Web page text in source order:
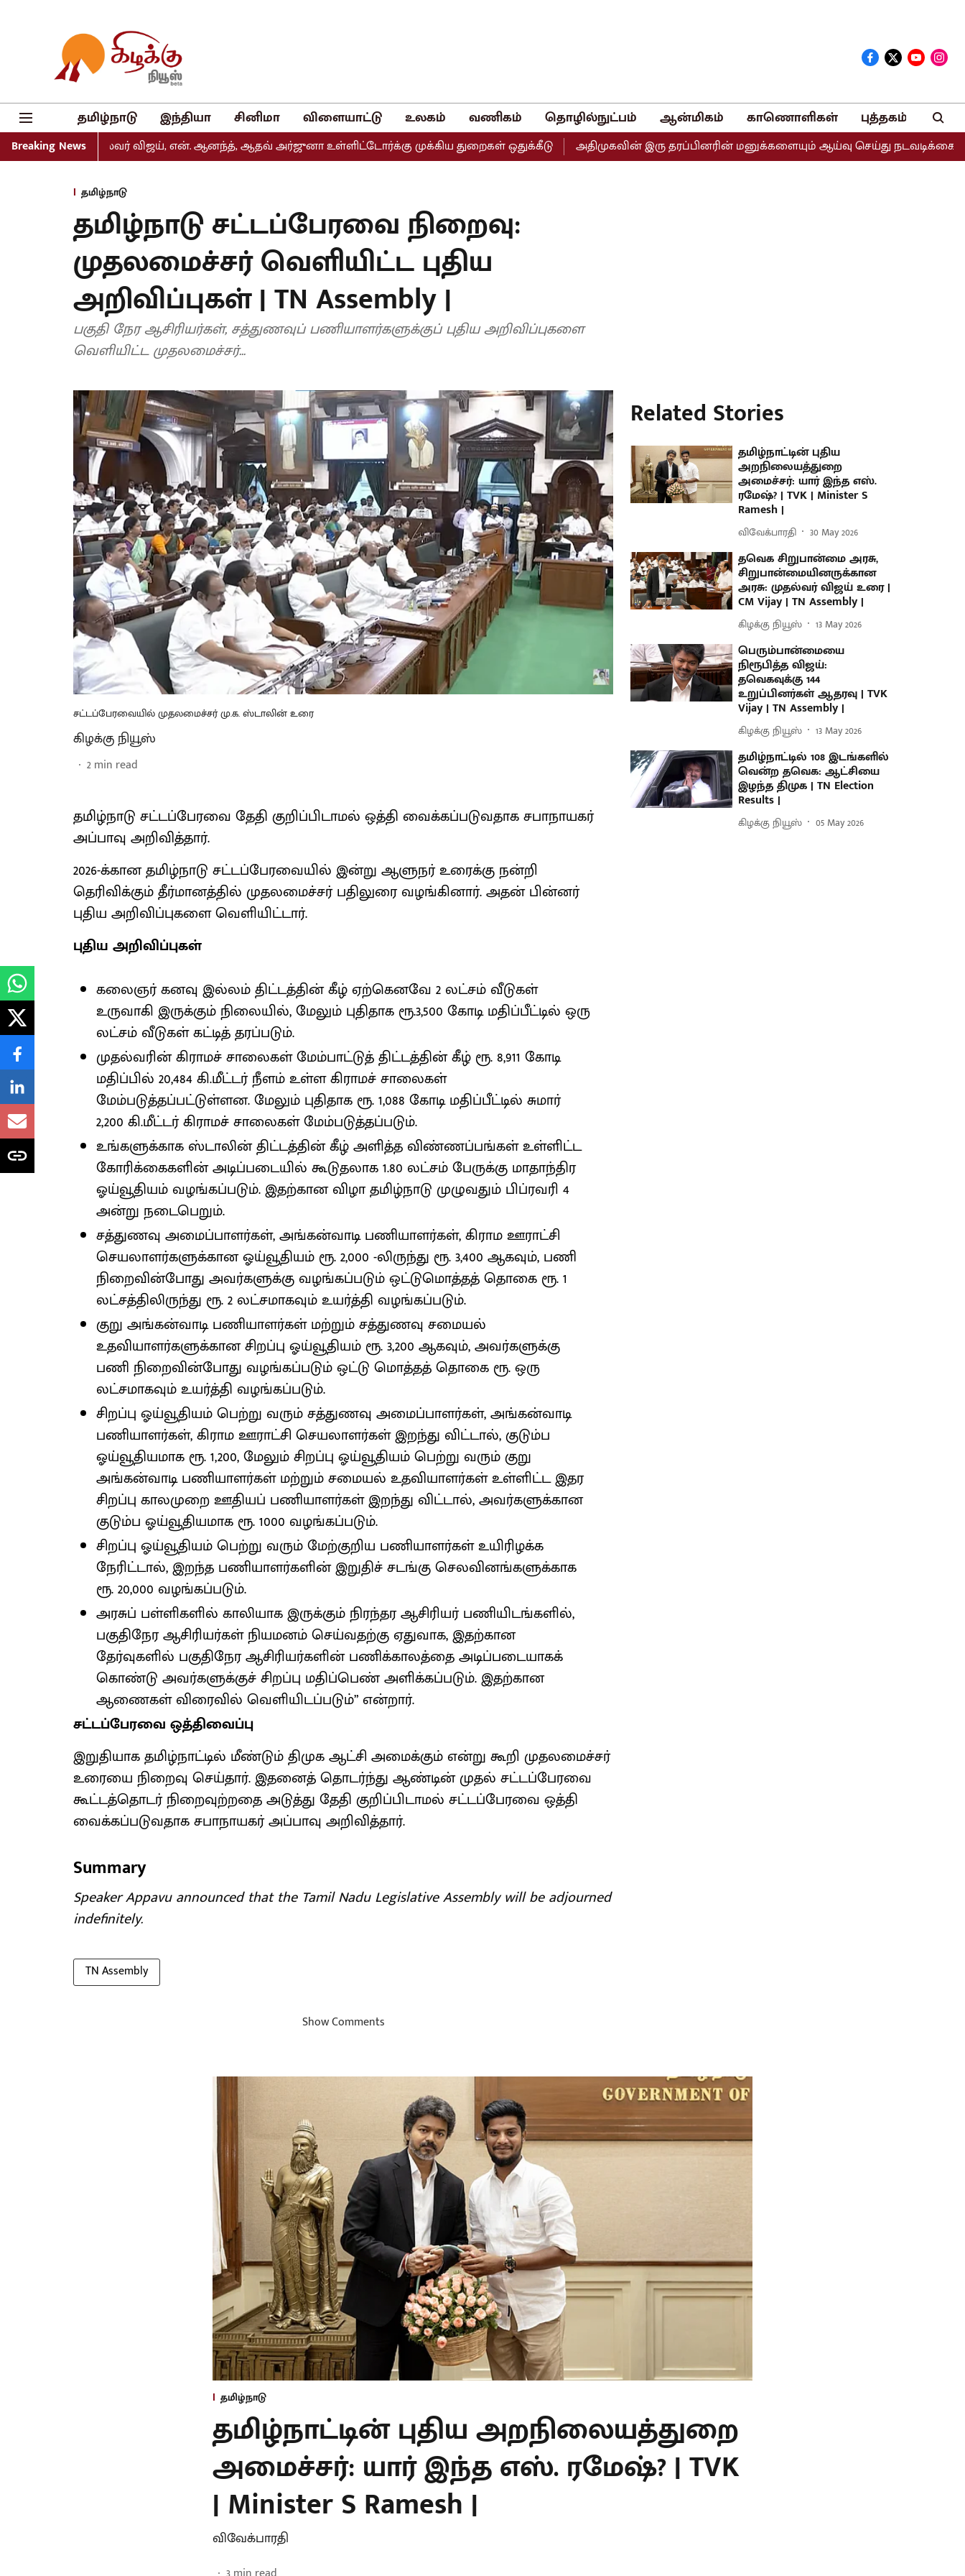
தமிழ்நாடு இந்தியா சினிமா விளையாட்டு உலகம் வணிகம் தொழில்நுட்பம் ஆன்மிகம் காணொளிகள் புத்தகம்
Breaking News
முதல்வர் விஜய், என். ஆனந்த், ஆதவ் அர்ஜுனா உள்ளிட்டோர்க்கு முக்கிய துறைகள் ஒதுக்கீடு அதிமுகவின் இரு தரப்பினரின் மனுக்களையும் ஆய்வு செய்து நடவடிக்கை எடுக்கப்படும்:
தமிழ்நாடு
தமிழ்நாடு சட்டப்பேரவை நிறைவு:
முதலமைச்சர் வெளியிட்ட புதிய
அறிவிப்புகள் | TN Assembly |
பகுதி நேர ஆசிரியர்கள், சத்துணவுப் பணியாளர்களுக்குப் புதிய அறிவிப்புகளை
வெளியிட்ட முதலமைச்சர்...
சட்டப்பேரவையில் முதலமைச்சர் மு.க. ஸ்டாலின் உரை
கிழக்கு நியூஸ்
2min read
தமிழ்நாடு சட்டப்பேரவை தேதி குறிப்பிடாமல் ஒத்தி வைக்கப்படுவதாக சபாநாயகர்
அப்பாவு அறிவித்தார்.
2026-க்கான தமிழ்நாடு சட்டப்பேரவையில் இன்று ஆளுநர் உரைக்கு நன்றி
தெரிவிக்கும் தீர்மானத்தில் முதலமைச்சர் பதிலுரை வழங்கினார். அதன் பின்னர்
புதிய அறிவிப்புகளை வெளியிட்டார்.
புதிய அறிவிப்புகள்
கலைஞர் கனவு இல்லம் திட்டத்தின் கீழ் ஏற்கெனவே 2 லட்சம் வீடுகள்
உருவாகி இருக்கும் நிலையில், மேலும் புதிதாக ரூ.3,500 கோடி மதிப்பீட்டில் ஒரு
லட்சம் வீடுகள் கட்டித் தரப்படும்.
முதல்வரின் கிராமச் சாலைகள் மேம்பாட்டுத் திட்டத்தின் கீழ் ரூ. 8,911 கோடி
மதிப்பில் 20,484 கி.மீட்டர் நீளம் உள்ள கிராமச் சாலைகள்
மேம்படுத்தப்பட்டுள்ளன. மேலும் புதிதாக ரூ. 1,088 கோடி மதிப்பீட்டில் சுமார்
2,200 கி.மீட்டர் கிராமச் சாலைகள் மேம்படுத்தப்படும்.
உங்களுக்காக ஸ்டாலின் திட்டத்தின் கீழ் அளித்த விண்ணப்பங்கள் உள்ளிட்ட
கோரிக்கைகளின் அடிப்படையில் கூடுதலாக 1.80 லட்சம் பேருக்கு மாதாந்திர
ஓய்வூதியம் வழங்கப்படும். இதற்கான விழா தமிழ்நாடு முழுவதும் பிப்ரவரி 4
அன்று நடைபெறும்.
சத்துணவு அமைப்பாளர்கள், அங்கன்வாடி பணியாளர்கள், கிராம ஊராட்சி
செயலாளர்களுக்கான ஓய்வூதியம் ரூ. 2,000 -லிருந்து ரூ. 3,400 ஆகவும், பணி
நிறைவின்போது அவர்களுக்கு வழங்கப்படும் ஒட்டுமொத்தத் தொகை ரூ. 1
லட்சத்திலிருந்து ரூ. 2 லட்சமாகவும் உயர்த்தி வழங்கப்படும்.
குறு அங்கன்வாடி பணியாளர்கள் மற்றும் சத்துணவு சமையல்
உதவியாளர்களுக்கான சிறப்பு ஓய்வூதியம் ரூ. 3,200 ஆகவும், அவர்களுக்கு
பணி நிறைவின்போது வழங்கப்படும் ஒட்டு மொத்தத் தொகை ரூ. ஒரு
லட்சமாகவும் உயர்த்தி வழங்கப்படும்.
சிறப்பு ஓய்வூதியம் பெற்று வரும் சத்துணவு அமைப்பாளர்கள், அங்கன்வாடி
பணியாளர்கள், கிராம ஊராட்சி செயலாளர்கள் இறந்து விட்டால், குடும்ப
ஓய்வூதியமாக ரூ. 1,200, மேலும் சிறப்பு ஓய்வூதியம் பெற்று வரும் குறு
அங்கன்வாடி பணியாளர்கள் மற்றும் சமையல் உதவியாளர்கள் உள்ளிட்ட இதர
சிறப்பு காலமுறை ஊதியப் பணியாளர்கள் இறந்து விட்டால், அவர்களுக்கான
குடும்ப ஓய்வூதியமாக ரூ. 1000 வழங்கப்படும்.
சிறப்பு ஓய்வூதியம் பெற்று வரும் மேற்குறிய பணியாளர்கள் உயிரிழக்க
நேரிட்டால், இறந்த பணியாளர்களின் இறுதிச் சடங்கு செலவினங்களுக்காக
ரூ. 20,000 வழங்கப்படும்.
அரசுப் பள்ளிகளில் காலியாக இருக்கும் நிரந்தர ஆசிரியர் பணியிடங்களில்,
பகுதிநேர ஆசிரியர்கள் நியமனம் செய்வதற்கு ஏதுவாக, இதற்கான
தேர்வுகளில் பகுதிநேர ஆசிரியர்களின் பணிக்காலத்தை அடிப்படையாகக்
கொண்டு அவர்களுக்குச் சிறப்பு மதிப்பெண் அளிக்கப்படும். இதற்கான
ஆணைகள் விரைவில் வெளியிடப்படும்” என்றார்.
சட்டப்பேரவை ஒத்திவைப்பு
இறுதியாக தமிழ்நாட்டில் மீண்டும் திமுக ஆட்சி அமைக்கும் என்று கூறி முதலமைச்சர்
உரையை நிறைவு செய்தார். இதனைத் தொடர்ந்து ஆண்டின் முதல் சட்டப்பேரவை
கூட்டத்தொடர் நிறைவுற்றதை அடுத்து தேதி குறிப்பிடாமல் சட்டப்பேரவை ஒத்தி
வைக்கப்படுவதாக சபாநாயகர் அப்பாவு அறிவித்தார்.
Summary
Speaker Appavu announced that the Tamil Nadu Legislative Assembly will be adjourned
indefinitely.
TN Assembly
Show Comments
Related Stories
தமிழ்நாட்டின் புதிய
அறநிலையத்துறை
அமைச்சர்: யார் இந்த எஸ்.
ரமேஷ்? | TVK | Minister S
Ramesh |
விவேக்பாரதி 30 May 2026
தவெக சிறுபான்மை அரசு,
சிறுபான்மையினருக்கான
அரசு: முதல்வர் விஜய் உரை |
CM Vijay | TN Assembly |
கிழக்கு நியூஸ் 13 May 2026
பெரும்பான்மையை
நிரூபித்த விஜய்:
தவெகவுக்கு 144
உறுப்பினர்கள் ஆதரவு | TVK
Vijay | TN Assembly |
கிழக்கு நியூஸ் 13 May 2026
தமிழ்நாட்டில் 108 இடங்களில்
வென்ற தவெக: ஆட்சியை
இழந்த திமுக | TN Election
Results |
கிழக்கு நியூஸ் 05 May 2026
தமிழ்நாடு
தமிழ்நாட்டின் புதிய அறநிலையத்துறை
அமைச்சர்: யார் இந்த எஸ். ரமேஷ்? | TVK
| Minister S Ramesh |
விவேக்பாரதி